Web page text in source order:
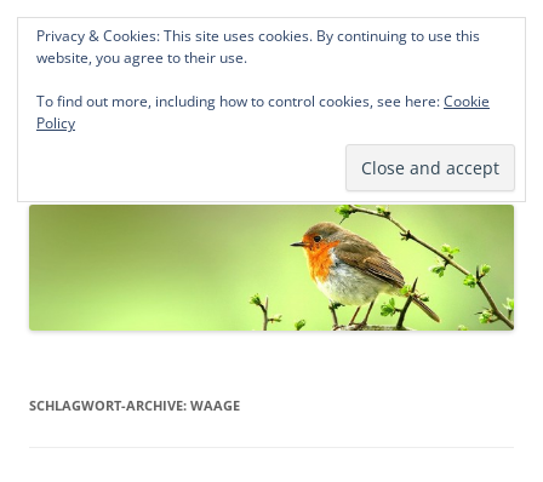
Norddeutsche Genealogien
Michael Kohlhaas und Jens Kirchhoff
springen
SCHLAGWORT-ARCHIVE: WAAGE
Privacy & Cookies: This site uses cookies. By continuing to use this
website, you agree to their use.
To find out more, including how to control cookies, see here:Cookie
Policy